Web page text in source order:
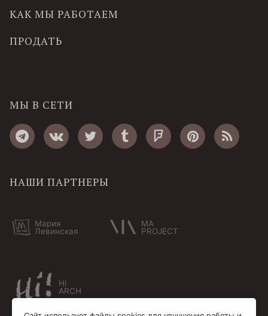
КАК МЫ РАБОТАЕМ
ПРОДАТЬ
МЫ В СЕТИ
НАШИ ПАРТНЕРЫ
Мария
Левинская
MA
PROJECT
HI
ARCH